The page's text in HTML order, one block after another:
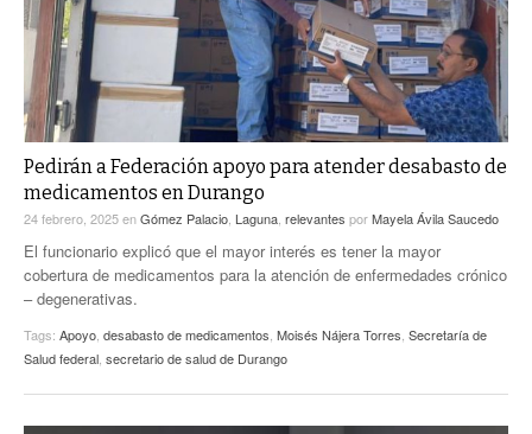
EXA INFORMA
CONTEXTOS
TRAYECTO LAGUNA
A MEDIA MAÑANA
A TODA LEY
DIÁLOGOS CON LA HISTORIA
TWEETS AND BEATS
LA MEJOR 97.1 ESTÉREO GALLITO
ACTUALIDADES GREM
PULSO
LA MEJOR INFORMACIÓN
Pedirán a Federación apoyo para atender desabasto de
medicamentos en Durango
24 febrero, 2025enGómez Palacio Laguna relevantes porMayela Ávila Saucedo
El funcionario explicó que el mayor interés es tener la mayor
cobertura de medicamentos para la atención de enfermedades crónico
– degenerativas.
Tags: Apoyo desabasto de medicamentos Moisés Nájera Torres Secretaría de
Salud federal secretario de salud de Durango